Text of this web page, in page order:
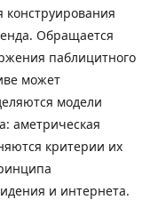
конструирования
Обращается
паблицитного
может
модели
аметрическая
критерии их
и интернета.